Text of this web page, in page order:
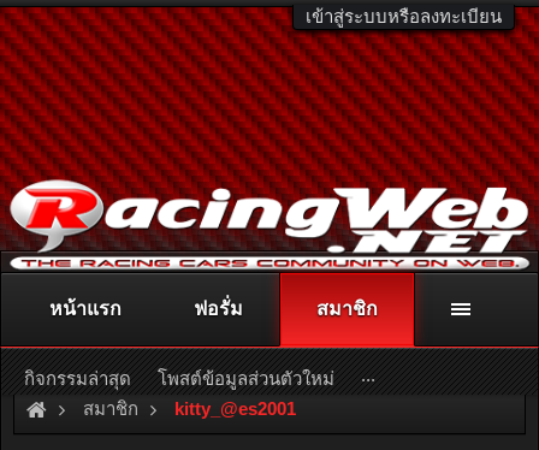
เข้าสู่ระบบหรือลงทะเบียน
ติดต่อลงโฆษณา racingweb@gmail.comหรือโทร. 081-811-1138
หรืออ่านรายละเอียดเพิ่มเติม คลิกที่นี่
สมาชิก kitty_@es2001
หน้าแรก ฟอรั่ม สมาชิก
กิจกรรมล่าสุด โพสต์ข้อมูลส่วนตัวใหม่ ...